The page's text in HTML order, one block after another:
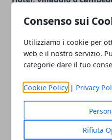
Consenso sui
Utilizziamo i cookie per
web e il nostro servizio.
categorie dare il tuo
Cookie Policy | Privacy
Rifiuta
possibilità di optare per
eleganti e confortevoli
per chi desidera essere
bungalow. A disposizione
dei bellissimi
trovano all'interno di
ogni genere e locali dove
compagnia.